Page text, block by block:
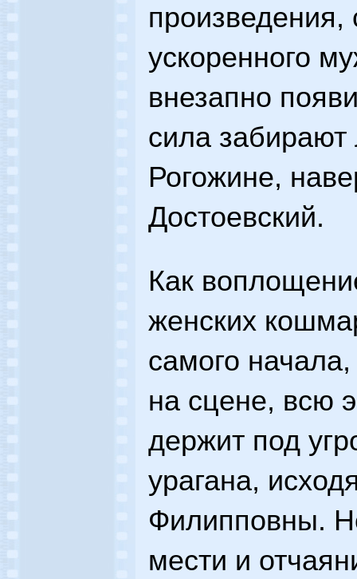
произведения,
ускоренного
внезапно
сила
Рогожине,
Достоевский.
Как
женских
самого
на сцене, всю
держит под
урагана,
Филипповны.
мести и